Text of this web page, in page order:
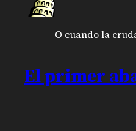
O cuando la
El primer